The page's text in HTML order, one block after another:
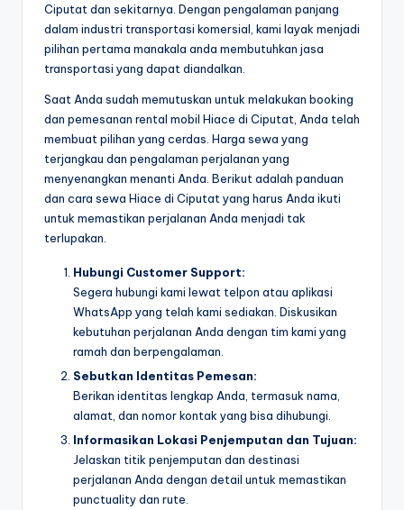
Ciputat dan sekitarnya. Dengan pengalaman panjang
dalam industri transportasi komersial, kami layak menjadi
pilihan pertama manakala anda membutuhkan jasa
transportasi yang dapat diandalkan.
Saat Anda sudah memutuskan untuk melakukan booking
dan pemesanan rental mobil Hiace di Ciputat, Anda telah
membuat pilihan yang cerdas. Harga sewa yang
terjangkau dan pengalaman perjalanan yang
menyenangkan menanti Anda. Berikut adalah panduan
dan cara sewa Hiace di Ciputat yang harus Anda ikuti
untuk memastikan perjalanan Anda menjadi tak
terlupakan.
Hubungi Customer Support:
Segera hubungi kami lewat telpon atau aplikasi
WhatsApp yang telah kami sediakan. Diskusikan
kebutuhan perjalanan Anda dengan tim kami yang
ramah dan berpengalaman.
Sebutkan Identitas Pemesan:
Berikan identitas lengkap Anda, termasuk nama,
alamat, dan nomor kontak yang bisa dihubungi.
Informasikan Lokasi Penjemputan dan Tujuan:
Jelaskan titik penjemputan dan destinasi
perjalanan Anda dengan detail untuk memastikan
punctuality dan rute.